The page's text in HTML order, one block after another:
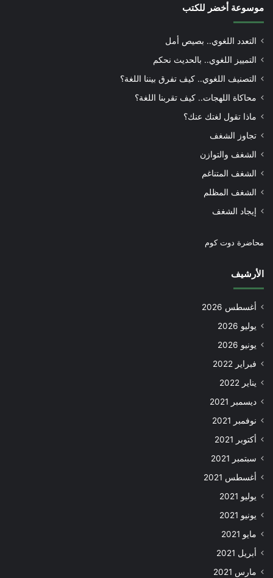
موسوعة أخضر للكتب
التعدد اللغوي.. بصيص أمل
التمييز اللغوي.. بالحديث نحكم
التصنيف اللغوي.. كيف تفرق بيننا اللغة؟
محاكاة اللهجات.. كيف تقربنا اللغة؟
ماذا تقول لغتك عنك؟
تجاوز الشغف
الشغف والتوازن
الشغف المتناغم
الشغف المظلم
إيجاد الشغف
محاضرة دوت كوم
الأرشيف
أغسطس 2026
يوليو 2026
يونيو 2026
فبراير 2022
يناير 2022
ديسمبر 2021
نوفمبر 2021
أكتوبر 2021
سبتمبر 2021
أغسطس 2021
يوليو 2021
يونيو 2021
مايو 2021
أبريل 2021
مارس 2021